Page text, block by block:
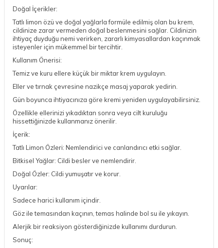
Doğal İçerikler:
Tatlı limon özü ve doğal yağlarla formüle edilmiş olan bu krem,
cildinize zarar vermeden doğal beslenmesini sağlar. Cildinizin
ihtiyaç duyduğu nemi verirken, zararlı kimyasallardan kaçınmak
isteyenler için mükemmel bir tercihtir.
Kullanım Önerisi:
Temiz ve kuru ellere küçük bir miktar krem uygulayın.
Eller ve tırnak çevresine nazikçe masaj yaparak yedirin.
Gün boyunca ihtiyacınıza göre kremi yeniden uygulayabilirsiniz.
Özellikle ellerinizi yıkadıktan sonra veya cilt kuruluğu
hissettiğinizde kullanmanız önerilir.
İçerik:
Tatlı Limon Özleri: Nemlendirici ve canlandırıcı etki sağlar.
Bitkisel Yağlar: Cildi besler ve nemlendirir.
Doğal Özler: Cildi yumuşatır ve korur.
Uyarılar:
Sadece harici kullanım içindir.
Göz ile temasından kaçının, temas halinde bol su ile yıkayın.
Alerjik bir reaksiyon gösterdiğinizde kullanımı durdurun.
Sonuç: